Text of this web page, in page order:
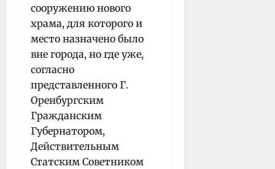
сооружению нового
храма, для которого и
место назначено было
вне города, но где уже,
согласно
представленного Г.
Оренбургским
Гражданским
Губернатором,
Действительным
Статским Советником